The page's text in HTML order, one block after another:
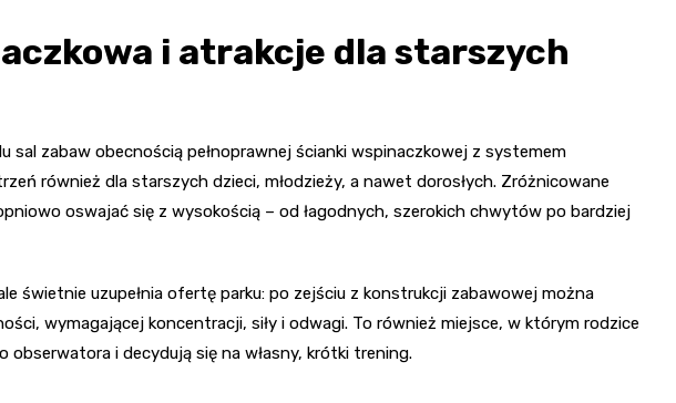
i atrakcje dla starszych
sal zabaw obecnością pełnoprawnej ścianki wspinaczkowej z systemem
również dla starszych dzieci, młodzieży, a nawet dorosłych. Zróżnicowane
oswajać się z wysokością – od łagodnych, szerokich chwytów po bardziej
świetnie uzupełnia ofertę parku: po zejściu z konstrukcji zabawowej można
wymagającej koncentracji, siły i odwagi. To również miejsce, w którym rodzice
obserwatora i decydują się na własny, krótki trening.